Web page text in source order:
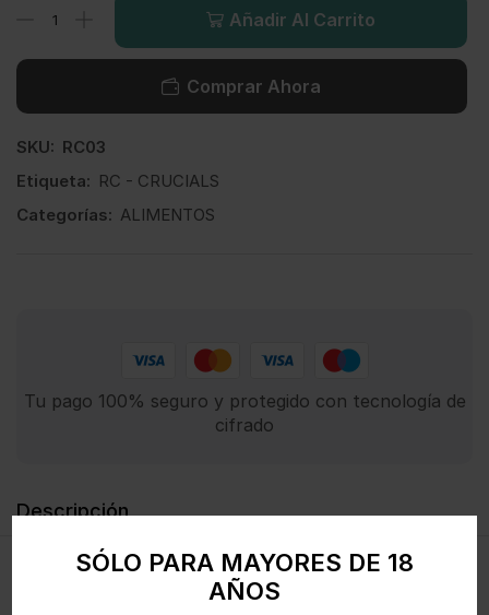
SÓLO PARA MAYORES DE 18
AÑOS
Añadir Al Carrito
Comprar Ahora
SKU: RC03
Etiqueta: RC - CRUCIALS
Categorías: ALIMENTOS
Tu pago 100% seguro y protegido con tecnología de
cifrado
Descripción
Salsa ligera de yogur con menta. Fresca y sabrosa
para kebabs y platos especiados.